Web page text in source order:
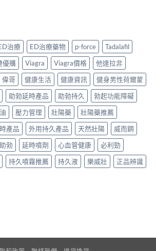
治療 ED治療藥物 p-force
Tadalafil
優購 Viagra Viagra價格
他達拉非
偉哥 健康生活 健康資訊
健身男性荷爾蒙
助勃延時產品 助勃持久
勃起功能障礙
壓力管理 壯陽藥
壯陽藥推薦
產品 外用持久產品 天然壯陽
威而鋼
勃 延時噴劑 心血管健康
必利勁
持久噴霧推薦 持久液 樂威壯
正品辨識